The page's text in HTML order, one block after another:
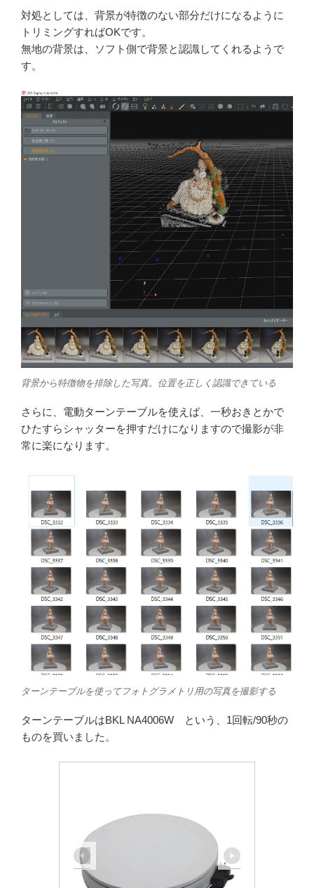
対処としては、背景が特徴のない部分だけになるように
トリミングすればOKです。
無地の背景は、ソフト側で背景と認識してくれるようで
す。
背景から特徴物を排除した写真。位置を正しく認識できている
さらに、電動ターンテーブルを使えば、一秒おきとかで
ひたすらシャッターを押すだけになりますので撮影が非
常に楽になります。
ターンテーブルを使ってフォトグラメトリ用の写真を撮影する
ターンテーブルはBKL NA4006W という、1回転/90秒の
ものを買いました。